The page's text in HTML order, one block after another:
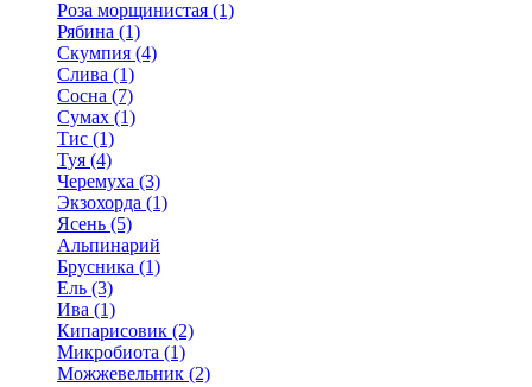
Роза морщинистая (1)
Рябина (1)
Скумпия (4)
Слива (1)
Сосна (7)
Сумах (1)
Тис (1)
Туя (4)
Черемуха (3)
Экзохорда (1)
Ясень (5)
Альпинарий
Брусника (1)
Ель (3)
Ива (1)
Кипарисовик (2)
Микробиота (1)
Можжевельник (2)